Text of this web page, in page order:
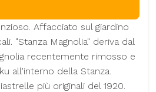
Affacciato sul giardino
"Stanza Magnolia" deriva dal
recentemente rimosso e
all'interno della Stanza.
più originali del 1920.